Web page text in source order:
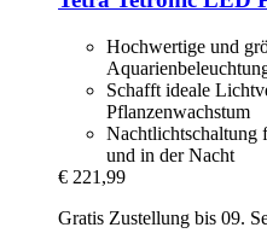
Hochwertige und
Schafft ideale
Pflanzenwachstum
Nachtlichtschaltung
und in der Nacht
€ 221,99
Gratis Zustellung bis 09.